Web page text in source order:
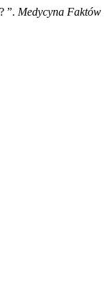
”. Medycyna Faktów